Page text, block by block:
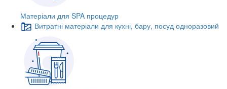
Матеріали для SPA процедур
Витратні матеріали для кухні, бару, посуд одноразовий